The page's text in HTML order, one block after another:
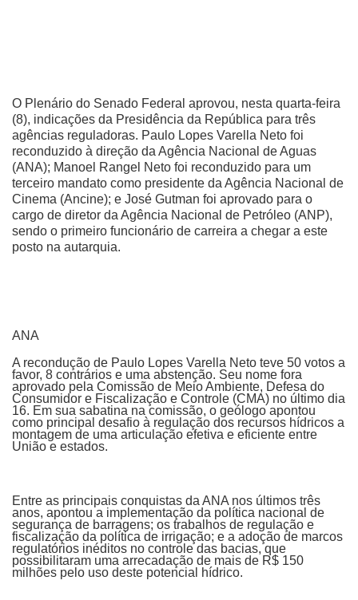
O Plenário do Senado Federal aprovou, nesta quarta-feira
(8), indicações da Presidência da República para três
agências reguladoras. Paulo Lopes Varella Neto foi
reconduzido à direção da Agência Nacional de Aguas
(ANA); Manoel Rangel Neto foi reconduzido para um
terceiro mandato como presidente da Agência Nacional de
Cinema (Ancine); e José Gutman foi aprovado para o
cargo de diretor da Agência Nacional de Petróleo (ANP),
sendo o primeiro funcionário de carreira a chegar a este
posto na autarquia.
ANA
A recondução de Paulo Lopes Varella Neto teve 50 votos a
favor, 8 contrários e uma abstenção. Seu nome fora
aprovado pela Comissão de Meio Ambiente, Defesa do
Consumidor e Fiscalização e Controle (CMA) no último dia
16. Em sua sabatina na comissão, o geólogo apontou
como principal desafio à regulação dos recursos hídricos a
montagem de uma articulação efetiva e eficiente entre
União e estados.
Entre as principais conquistas da ANA nos últimos três
anos, apontou a implementação da política nacional de
segurança de barragens; os trabalhos de regulação e
fiscalização da política de irrigação; e a adoção de marcos
regulatórios inéditos no controle das bacias, que
possibilitaram uma arrecadação de mais de R$ 150
milhões pelo uso deste potencial hídrico.